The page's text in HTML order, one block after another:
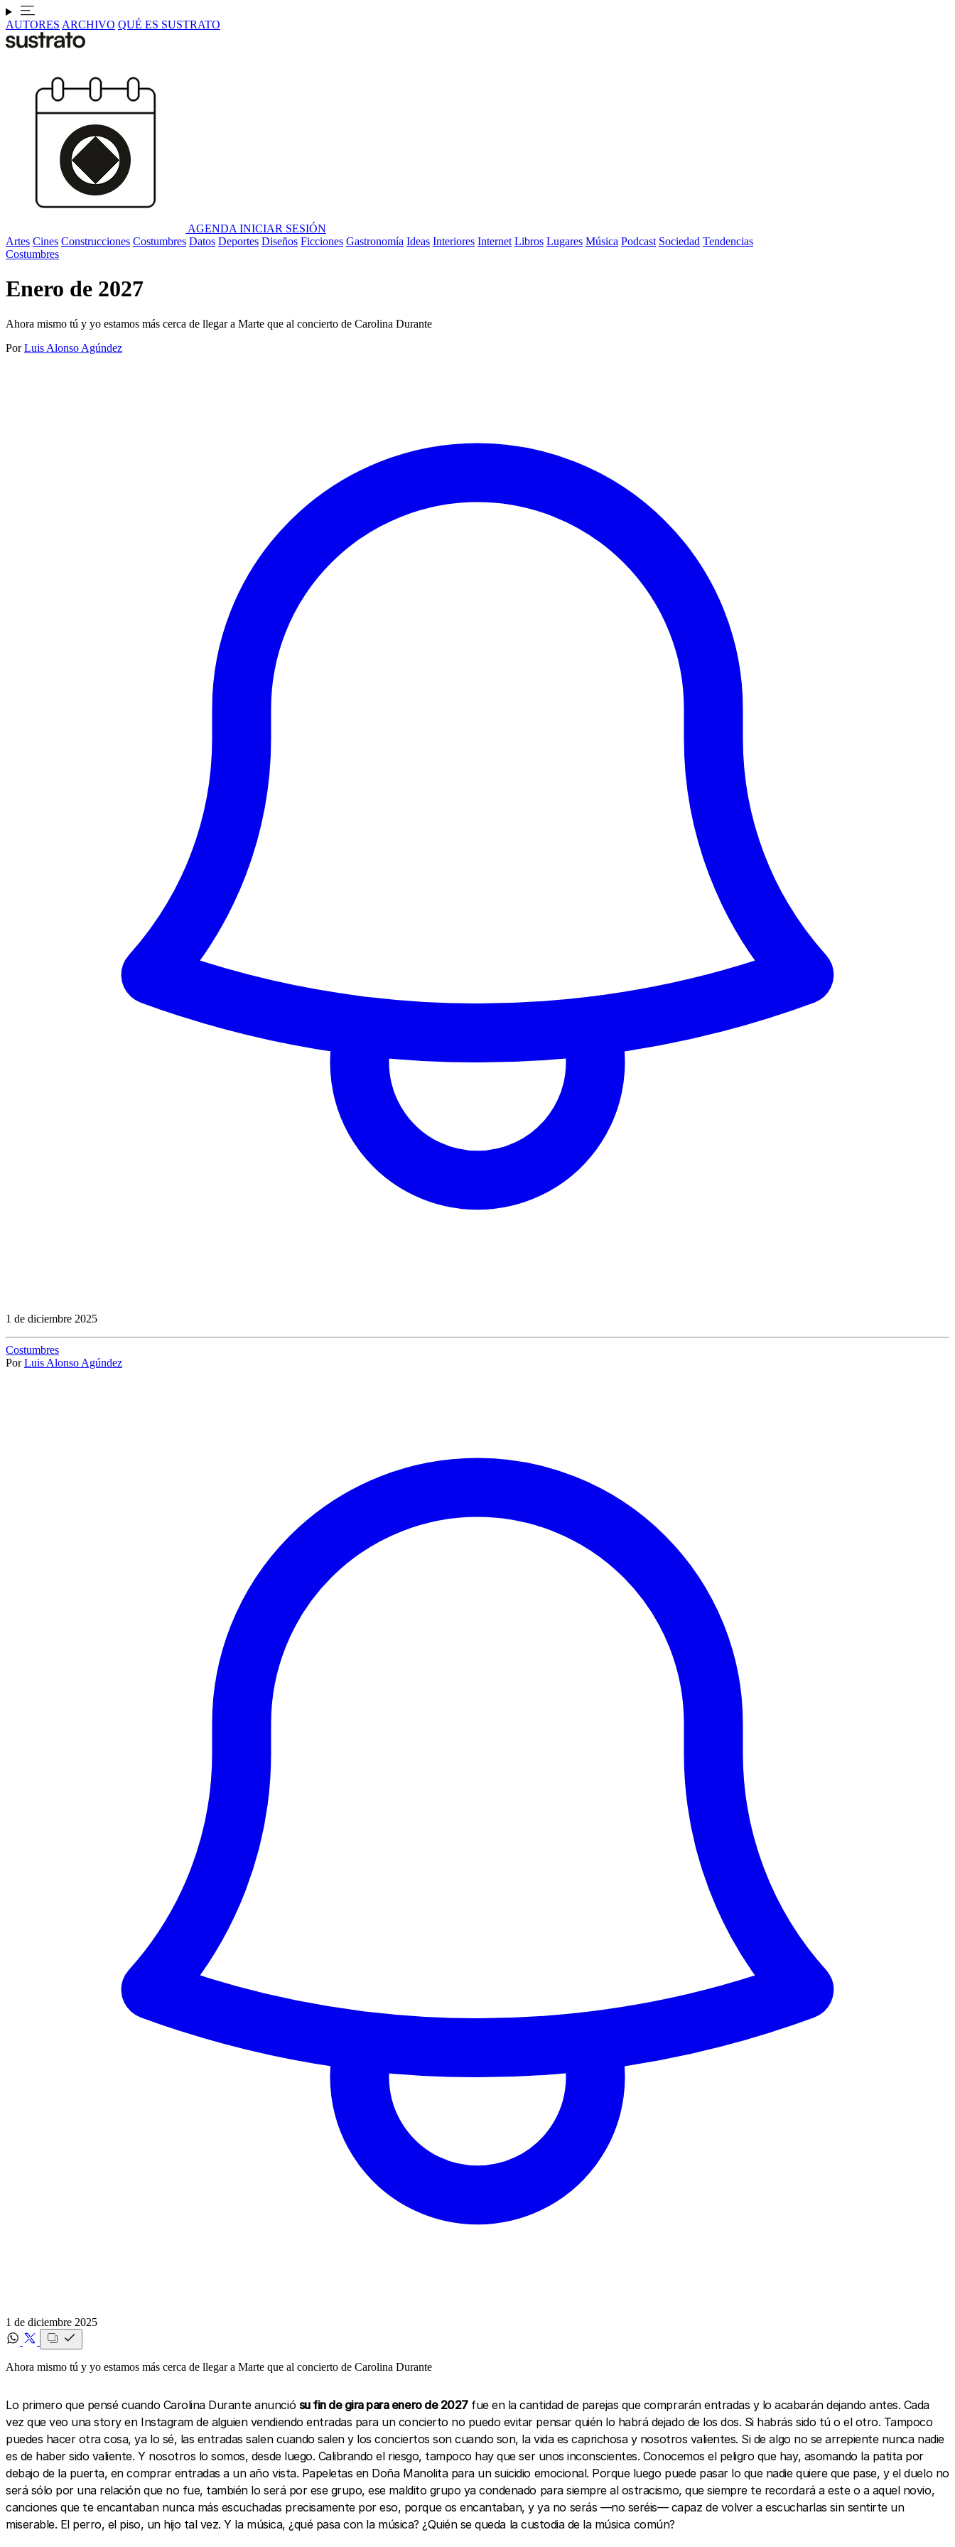
AUTORES ARCHIVO QUÉ ES SUSTRATO
AGENDA INICIAR SESIÓN
Artes Cines Construcciones Costumbres Datos Deportes Diseños Ficciones Gastronomía Ideas Interiores Internet Libros Lugares Música Podcast Sociedad Tendencias
Costumbres
Enero de 2027
Ahora mismo tú y yo estamos más cerca de llegar a Marte que al concierto de Carolina Durante
Por Luis Alonso Agúndez
1 de diciembre 2025
Costumbres
Por Luis Alonso Agúndez
1 de diciembre 2025
Ahora mismo tú y yo estamos más cerca de llegar a Marte que al concierto de Carolina Durante
Lo primero que pensé cuando Carolina Durante anunció su fin de gira para enero de 2027fue en la cantidad de parejas que comprarán entradas y lo acabarán dejando antes. Cada
vez que veo una story en Instagram de alguien vendiendo entradas para un concierto no puedo evitar pensar quién lo habrá dejado de los dos. Si habrás sido tú o el otro. Tampoco
puedes hacer otra cosa, ya lo sé, las entradas salen cuando salen y los conciertos son cuando son, la vida es caprichosa y nosotros valientes. Si de algo no se arrepiente nunca nadie
es de haber sido valiente. Y nosotros lo somos, desde luego. Calibrando el riesgo, tampoco hay que ser unos inconscientes. Conocemos el peligro que hay, asomando la patita por
debajo de la puerta, en comprar entradas a un año vista. Papeletas en Doña Manolita para un suicidio emocional. Porque luego puede pasar lo que nadie quiere que pase, y el duelo no
será sólo por una relación que no fue, también lo será por ese grupo, ese maldito grupo ya condenado para siempre al ostracismo, que siempre te recordará a este o a aquel novio,
canciones que te encantaban nunca más escuchadas precisamente por eso, porque os encantaban, y ya no serás —no seréis— capaz de volver a escucharlas sin sentirte un
miserable. El perro, el piso, un hijo tal vez. Y la música, ¿qué pasa con la música? ¿Quién se queda la custodia de la música común?